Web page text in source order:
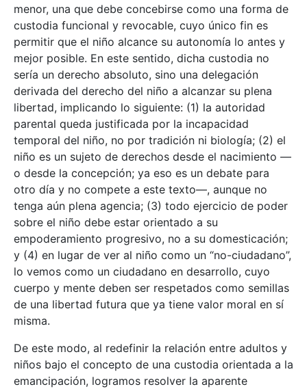
menor, una que debe concebirse como una forma de
custodia funcional y revocable, cuyo único fin es
permitir que el niño alcance su autonomía lo antes y
mejor posible. En este sentido, dicha custodia no
sería un derecho absoluto, sino una delegación
derivada del derecho del niño a alcanzar su plena
libertad, implicando lo siguiente: (1) la autoridad
parental queda justificada por la incapacidad
temporal del niño, no por tradición ni biología; (2) el
niño es un sujeto de derechos desde el nacimiento —
o desde la concepción; ya eso es un debate para
otro día y no compete a este texto—, aunque no
tenga aún plena agencia; (3) todo ejercicio de poder
sobre el niño debe estar orientado a su
empoderamiento progresivo, no a su domesticación;
y (4) en lugar de ver al niño como un “no-ciudadano”,
lo vemos como un ciudadano en desarrollo, cuyo
cuerpo y mente deben ser respetados como semillas
de una libertad futura que ya tiene valor moral en sí
misma.
De este modo, al redefinir la relación entre adultos y
niños bajo el concepto de una custodia orientada a la
emancipación, logramos resolver la aparente